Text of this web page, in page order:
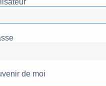
de moi